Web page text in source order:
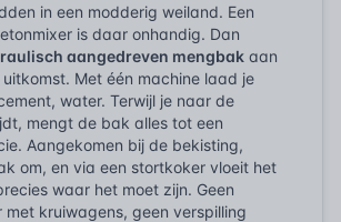
in een modderig weiland. Een
is daar onhandig. Dan
aangedreven mengbak aan
Met één machine laad je
water. Terwijl je naar de
mengt de bak alles tot een
Aangekomen bij de bekisting,
om, en via een stortkoker vloeit het
waar het moet zijn. Geen
met kruiwagens, geen verspilling